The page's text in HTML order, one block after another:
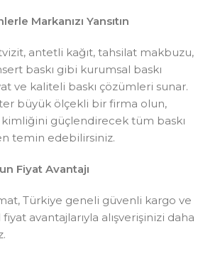
Markanızı Yansıtın
antetli kağıt, tahsilat makbuzu,
baskı gibi kurumsal baskı
ve kaliteli baskı çözümleri sunar.
büyük ölçekli bir firma olun,
kimliğini güçlendirecek tüm baskı
temin edebilirsiniz.
Fiyat Avantajı
Türkiye geneli güvenli kargo ve
avantajlarıyla alışverişinizi daha